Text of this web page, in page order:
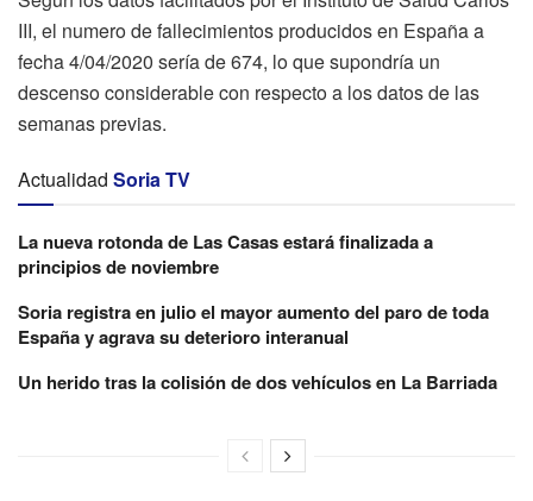
III, el numero de fallecimientos producidos en España a
fecha 4/04/2020 sería de 674, lo que supondría un
descenso considerable con respecto a los datos de las
semanas previas.
Actualidad Soria TV
La nueva rotonda de Las Casas estará finalizada a
principios de noviembre
Soria registra en julio el mayor aumento del paro de toda
España y agrava su deterioro interanual
Un herido tras la colisión de dos vehículos en La Barriada